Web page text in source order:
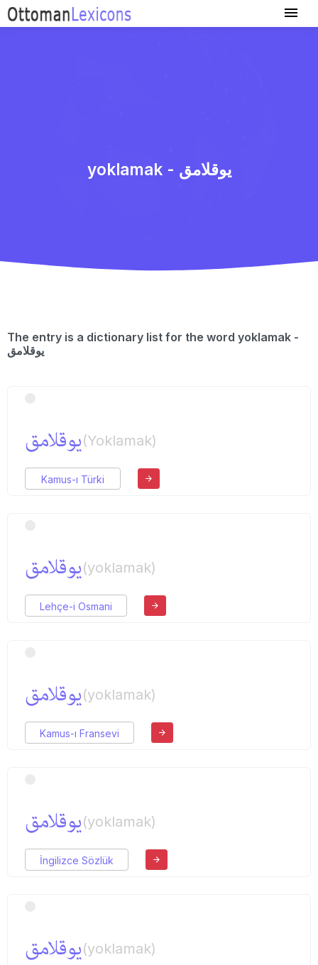
yoklamak - یوقلامق
The entry is a dictionary list for the word yoklamak -
یوقلامق
یوقلامق(Yoklamak)
Kamus-ı Türki
یوقلامق(yoklamak)
Lehçe-i Osmani
یوقلامق(yoklamak)
Kamus-ı Fransevi
یوقلامق(yoklamak)
İngilizce Sözlük
یوقلامق(yoklamak)